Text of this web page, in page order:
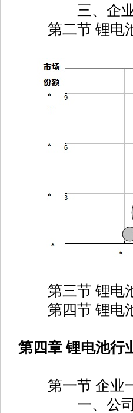
三、企业区
第二节 锂电池
第三节 锂电池
第四节 锂电池
第四章 锂电池行
第一节 企业
一、公司